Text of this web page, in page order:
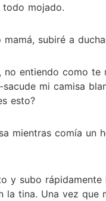
todo mojado.
subiré a
no entiendo como te
mi camisa
esto?
mientras comía un
y subo
la tina. Una vez que